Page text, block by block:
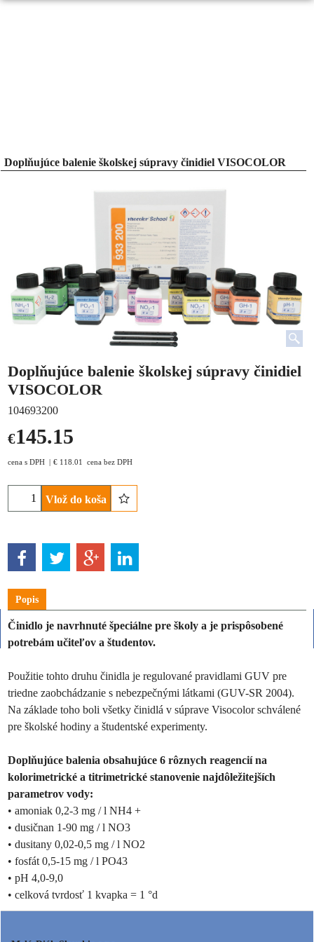
Doplňujúce balenie školskej súpravy činidiel VISOCOLOR
Doplňujúce balenie školskej súpravy činidiel
VISOCOLOR
104693200
€145.15
cena s DPH € 118.01 cena bez DPH
Vlož do koša
Popis
Činidlo je navrhnuté špeciálne pre školy a je prispôsobené
potrebám učiteľov a študentov.
Použitie tohto druhu činidla je regulované pravidlami GUV pre
triedne zaobchádzanie s nebezpečnými látkami (GUV-SR 2004).
Na základe toho boli všetky činidlá v súprave Visocolor schválené
pre školské hodiny a študentské experimenty.
Doplňujúce balenia obsahujúce 6 rôznych reagencií na
kolorimetrické a titrimetrické stanovenie najdôležitejších
parametrov vody:
• amoniak 0,2-3 mg / l NH4 +
• dusičnan 1-90 mg / l NO3
• dusitany 0,02-0,5 mg / l NO2
• fosfát 0,5-15 mg / l PO43
• pH 4,0-9,0
• celková tvrdosť 1 kvapka = 1 °d